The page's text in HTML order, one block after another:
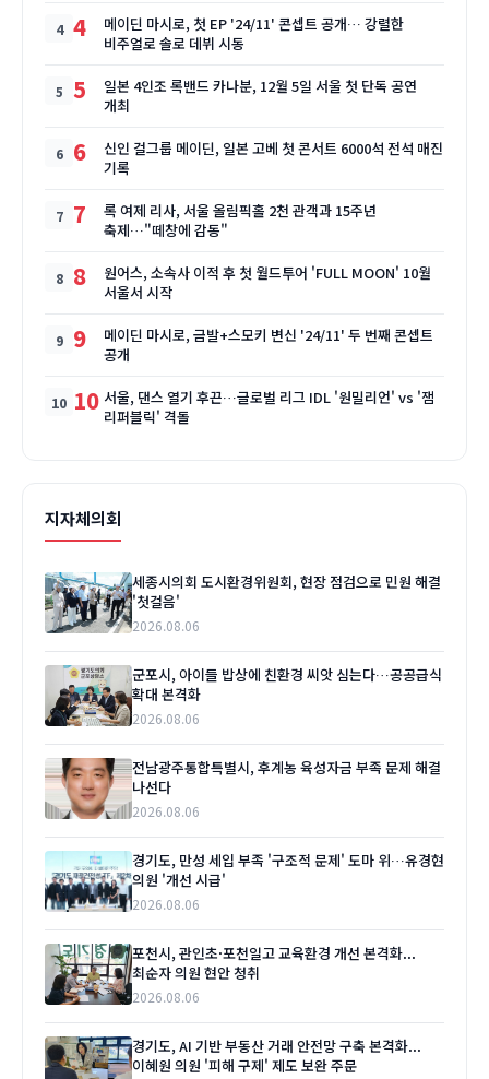
4
메이딘 마시로, 첫 EP '24/11' 콘셉트 공개… 강렬한
비주얼로 솔로 데뷔 시동
5
일본 4인조 록밴드 카나분, 12월 5일 서울 첫 단독 공연
개최
6
신인 걸그룹 메이딘, 일본 고베 첫 콘서트 6000석 전석 매진
기록
7
록 여제 리사, 서울 올림픽홀 2천 관객과 15주년
축제…"떼창에 감동"
8
원어스, 소속사 이적 후 첫 월드투어 'FULL MOON' 10월
서울서 시작
9
메이딘 마시로, 금발+스모키 변신 '24/11' 두 번째 콘셉트
공개
10 서울, 댄스 열기 후끈…글로벌 리그 IDL '원밀리언' vs '잼
리퍼블릭' 격돌
지자체의회
세종시의회 도시환경위원회, 현장 점검으로 민원 해결
'첫걸음'
2026.08.06
군포시, 아이들 밥상에 친환경 씨앗 심는다…공공급식
확대 본격화
2026.08.06
전남광주통합특별시, 후계농 육성자금 부족 문제 해결
나선다
2026.08.06
경기도, 만성 세입 부족 '구조적 문제' 도마 위…유경현
의원 '개선 시급'
2026.08.06
포천시, 관인초·포천일고 교육환경 개선 본격화...
최순자 의원 현안 청취
2026.08.06
경기도, AI 기반 부동산 거래 안전망 구축 본격화...
이혜원 의원 '피해 구제' 제도 보완 주문